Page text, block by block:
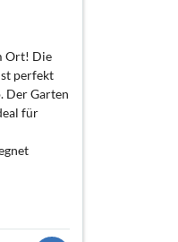
Ort! Die
perfekt
Der Garten
für